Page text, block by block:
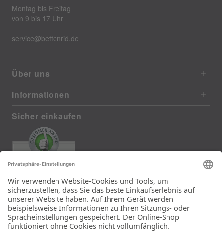
Montag bis Freitag
von 9 bis 17 Uhr
service@bettenrid.de
Über uns
Informationen
Sicher einkaufen
385 reviews from real customers
(last 12 months)
Total: 11283
Die Auswahl und die
Einfachheit der
Bestellung.